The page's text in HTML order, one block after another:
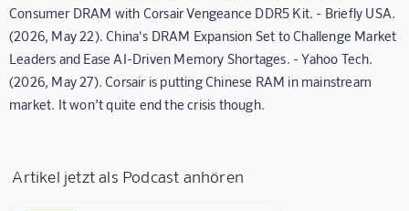
Consumer DRAM with Corsair Vengeance DDR5 Kit. - Briefly USA.
(2026, May 22). China's DRAM Expansion Set to Challenge Market
Leaders and Ease AI-Driven Memory Shortages. - Yahoo Tech.
(2026, May 27). Corsair is putting Chinese RAM in mainstream
market. It won’t quite end the crisis though.
Artikel jetzt als Podcast anhören